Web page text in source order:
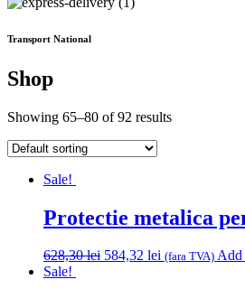
Transport National
Shop
Showing 65–80 of 92 results
Sale!
Protectie metalica
628,30lei Original
584,32 lei Current
(fara TVA) Add
Sale!